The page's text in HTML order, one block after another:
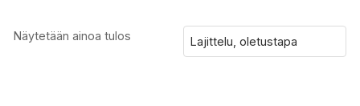
Näytetään ainoa tulos